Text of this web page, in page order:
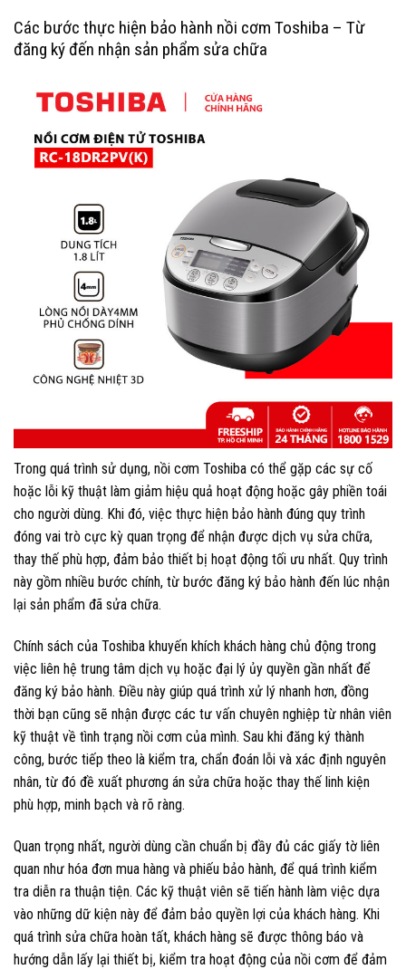
Các bước thực hiện bảo hành nồi cơm Toshiba – Từ
đăng ký đến nhận sản phẩm sửa chữa
Trong quá trình sử dụng, nồi cơm Toshiba có thể gặp các sự cố
hoặc lỗi kỹ thuật làm giảm hiệu quả hoạt động hoặc gây phiền toái
cho người dùng. Khi đó, việc thực hiện bảo hành đúng quy trình
đóng vai trò cực kỳ quan trọng để nhận được dịch vụ sửa chữa,
thay thế phù hợp, đảm bảo thiết bị hoạt động tối ưu nhất. Quy trình
này gồm nhiều bước chính, từ bước đăng ký bảo hành đến lúc nhận
lại sản phẩm đã sửa chữa.
Chính sách của Toshiba khuyến khích khách hàng chủ động trong
việc liên hệ trung tâm dịch vụ hoặc đại lý ủy quyền gần nhất để
đăng ký bảo hành. Điều này giúp quá trình xử lý nhanh hơn, đồng
thời bạn cũng sẽ nhận được các tư vấn chuyên nghiệp từ nhân viên
kỹ thuật về tình trạng nồi cơm của mình. Sau khi đăng ký thành
công, bước tiếp theo là kiểm tra, chẩn đoán lỗi và xác định nguyên
nhân, từ đó đề xuất phương án sửa chữa hoặc thay thế linh kiện
phù hợp, minh bạch và rõ ràng.
Quan trọng nhất, người dùng cần chuẩn bị đầy đủ các giấy tờ liên
quan như hóa đơn mua hàng và phiếu bảo hành, để quá trình kiểm
tra diễn ra thuận tiện. Các kỹ thuật viên sẽ tiến hành làm việc dựa
vào những dữ kiện này để đảm bảo quyền lợi của khách hàng. Khi
quá trình sửa chữa hoàn tất, khách hàng sẽ được thông báo và
hướng dẫn lấy lại thiết bị, kiểm tra hoạt động của nồi cơm để đảm